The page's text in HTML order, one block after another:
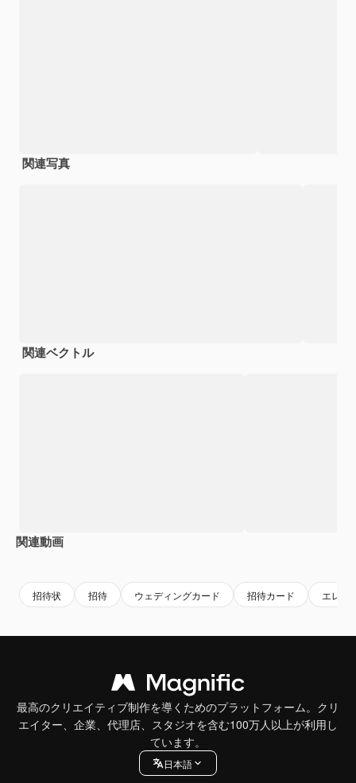
関連写真
関連ベクトル
関連動画
招待状 招待 ウェディングカード 招待カード エレガ
最高のクリエイティブ制作を導くためのプラットフォーム。クリ
エイター、企業、代理店、スタジオを含む100万人以上が利用し
ています。
日本語